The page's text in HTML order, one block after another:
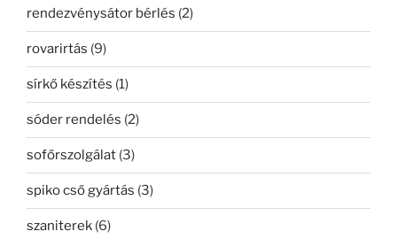
rendezvénysátor bérlés (2)
rovarirtás (9)
sírkő készítés (1)
sóder rendelés (2)
sofőrszolgálat (3)
spiko cső gyártás (3)
szaniterek (6)